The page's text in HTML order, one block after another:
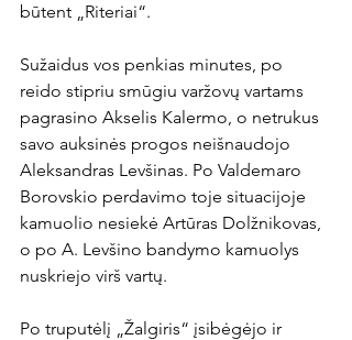
būtent „Riteriai“.
Sužaidus vos penkias minutes, po
reido stipriu smūgiu varžovų vartams
pagrasino Akselis Kalermo, o netrukus
savo auksinės progos neišnaudojo
Aleksandras Levšinas. Po Valdemaro
Borovskio perdavimo toje situacijoje
kamuolio nesiekė Artūras Dolžnikovas,
o po A. Levšino bandymo kamuolys
nuskriejo virš vartų.
Po truputėlį „Žalgiris“ įsibėgėjo ir